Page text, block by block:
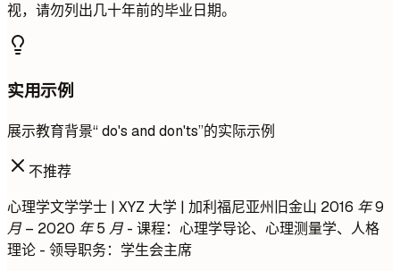
视，请勿列出几十年前的毕业日期。
实用示例
展示教育背景“ do's and don'ts”的实际示例
不推荐
心理学文学学士 | XYZ 大学 | 加利福尼亚州旧金山 2016 年 9
月 – 2020 年 5 月- 课程：心理学导论、心理测量学、人格
理论 - 领导职务：学生会主席